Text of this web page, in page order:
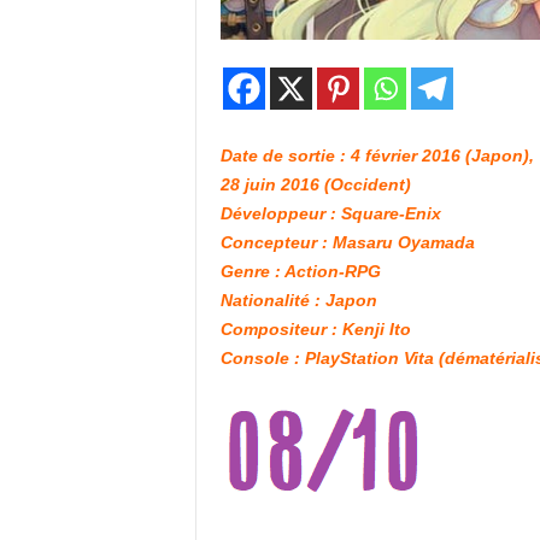
Date de sortie : 4 février 2016 (Japon),
28 juin 2016 (Occident)
Développeur : Square-Enix
Concepteur : Masaru Oyamada
Genre : Action-RPG
Nationalité : Japon
Compositeur : Kenji Ito
Console : PlayStation Vita